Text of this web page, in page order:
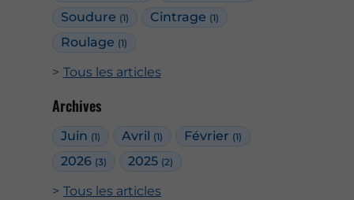
Soudure (1) Cintrage (1)
Roulage (1)
Tous les articles
Archives
Juin (1) Avril (1) Février (1)
2026 (3) 2025 (2)
Tous les articles